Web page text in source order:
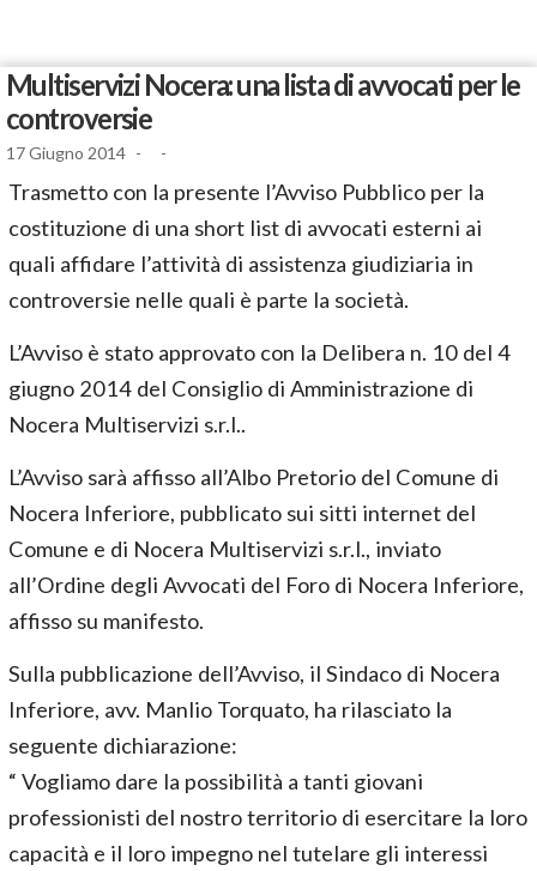
Multiservizi Nocera: una lista di avvocati per le
controversie
17 Giugno 2014 - -
Trasmetto con la presente l’Avviso Pubblico per la
costituzione di una short list di avvocati esterni ai
quali affidare l’attività di assistenza giudiziaria in
controversie nelle quali è parte la società.
L’Avviso è stato approvato con la Delibera n. 10 del 4
giugno 2014 del Consiglio di Amministrazione di
Nocera Multiservizi s.r.l..
L’Avviso sarà affisso all’Albo Pretorio del Comune di
Nocera Inferiore, pubblicato sui sitti internet del
Comune e di Nocera Multiservizi s.r.l., inviato
all’Ordine degli Avvocati del Foro di Nocera Inferiore,
affisso su manifesto.
Sulla pubblicazione dell’Avviso, il Sindaco di Nocera
Inferiore, avv. Manlio Torquato, ha rilasciato la
seguente dichiarazione:
“ Vogliamo dare la possibilità a tanti giovani
professionisti del nostro territorio di esercitare la loro
capacità e il loro impegno nel tutelare gli interessi